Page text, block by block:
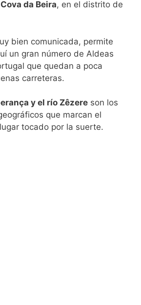
Cova da Beira, en el distrito de
bien comunicada, permite
un gran número de Aldeas
que quedan a poca
carreteras.
y el río Zêzere son los
que marcan el
tocado por la suerte.